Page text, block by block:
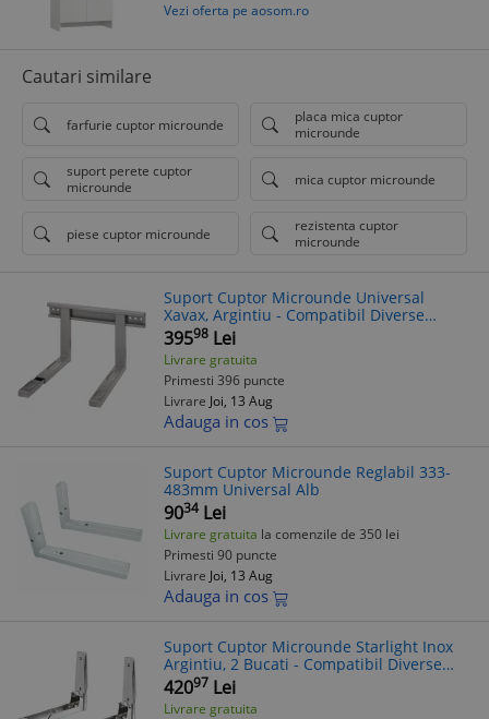
Vezi oferta pe aosom.ro
Cautari similare
farfurie cuptor microunde
placa mica cuptor
microunde
suport perete cuptor
microunde
mica cuptor microunde
piese cuptor microunde
rezistenta cuptor
microunde
Suport Cuptor Microunde Universal
Xavax, Argintiu - Compatibil Diverse
Modele
39598 Lei
Livrare gratuita
Primesti 396 puncte
Livrare Joi, 13 Aug
Adauga in cos
Suport Cuptor Microunde Reglabil 333-
483mm Universal Alb
9034 Lei
Livrare gratuita la comenzile de 350 lei
Primesti 90 puncte
Livrare Joi, 13 Aug
Adauga in cos
Suport Cuptor Microunde Starlight Inox
Argintiu, 2 Bucati - Compatibil Diverse
Modele
42097 Lei
Livrare gratuita